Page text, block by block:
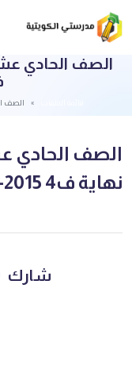
الصف الحادي
الصف
الصف الحادي
نهاية ف4 2015-2016
شارك